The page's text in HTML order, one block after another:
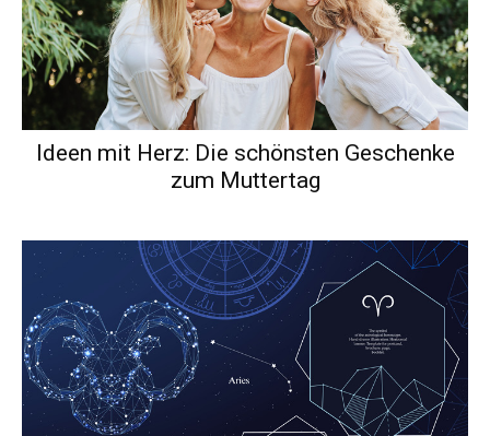
Ideen mit Herz: Die schönsten Geschenke
zum Muttertag